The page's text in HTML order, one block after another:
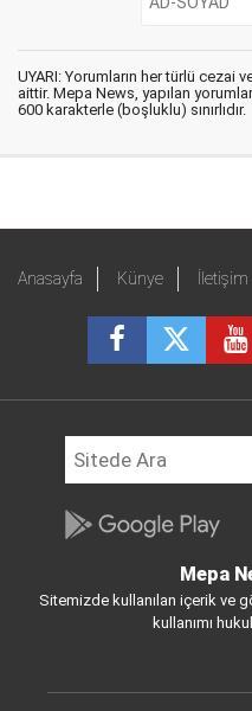
UYARI: Yorumların her türlü cezai
aittir. Mepa News, yapılan
600 karakterle (boşluklu) sınırlıdır.
Anasayfa Künye İletişim
Mepa
Sitemizde kullanılan içerik ve
kullanımı